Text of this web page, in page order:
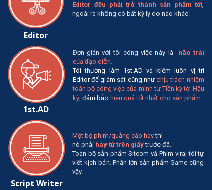
Editor
Editor đều phải trở thành sản phẩm tốt,
ngoài ra không có bất kỳ lý do nào khác.
1st.AD
Đơn giản với tôi công việc này là não trái
của đạo diễn.
Tôi thường làm 1st.AD và kiêm luôn vị trí
Editor để giám sát cũng nhưchịu trách nhiệm
toàn bộ công việc của mình từ Tiền kỳ tới Hậu
kỳ, đảm bảo hiệu quả tốt nhất cho sản phẩm
Script Writer
Một bộ phim/quảng cáo haythì
nó phải hay từ trên giấytrước đã.
Toàn bộ sản phẩm Sitcom và Phim viral tôi tự
viết kịch bản. Phần lớn sản phẩm Game cũng
vậy.